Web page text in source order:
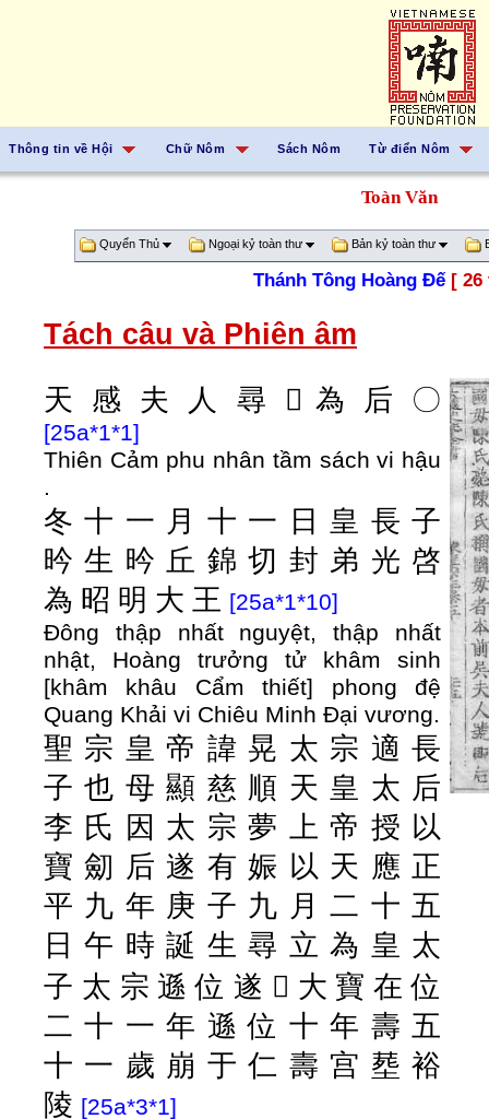
Thông tin về Hội Chữ Nôm Sách Nôm Từ điển Nôm
Toàn Văn
Quyển Thủ Ngoại kỷ toàn thư Bản kỷ toàn thư
Thánh Tông Hoàng Đế [ 26
Tách câu và Phiên âm
天 感 夫 人 尋 𱏺 為 后 〇
[25a*1*1]
Thiên Cảm phu nhân tầm sách vi hậu
.
冬十 一 月 十 一 日 皇 長子
昑生 昑丘 錦切 封 弟 光 啓
為 昭 明 大 王 [25a*1*10]
Đông thập nhất nguyệt, thập nhất
nhật, Hoàng trưởng tử khâm sinh
[khâm khâu Cẩm thiết] phong đệ
Quang Khải vi Chiêu Minh Đại vương.
聖 宗 皇 帝 諱晃 太 宗 適長
子也 母顯 慈 順 天 皇 太 后
李 氏 因 太 宗夢 上 帝 授 以
寶劎 后 遂 有 娠 以 天 應 正
平 九 年 庚 子 九 月二 十五
日午 時誕 生尋 立為 皇 太
子 太 宗 遜位 遂 𡸈 大 寶在位
二十 一年 遜位 十年 壽五
十 一 歲 崩 于仁 壽 宫 塟裕
陵 [25a*3*1]